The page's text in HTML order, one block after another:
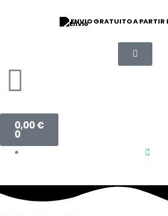
ENVIO GRATUITO A PARTIR
0,00€
0
Carrinho